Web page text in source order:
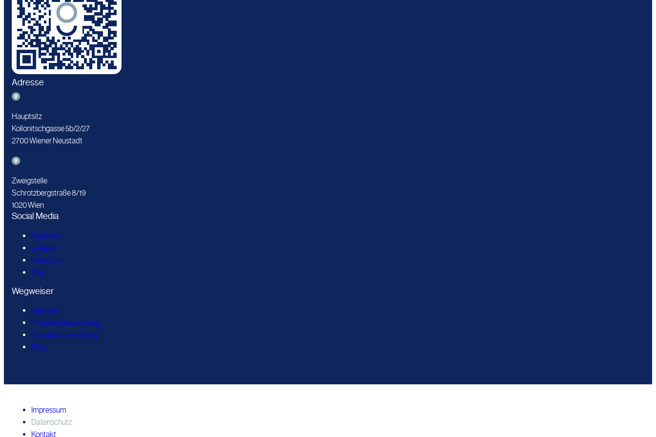
Adresse
Hauptsitz
Kollonitschgasse 5b/2/27
2700 Wiener Neustadt
Zweigstelle
Schrotzbergstraße 8/19
1020 Wien
Social Media
Facebook
Linkedin
Instagram
Xing
Wegweiser
Über uns
Immobilienbewertung
Immobilienconsulting
Blog
Impressum
Datenschutz
Kontakt